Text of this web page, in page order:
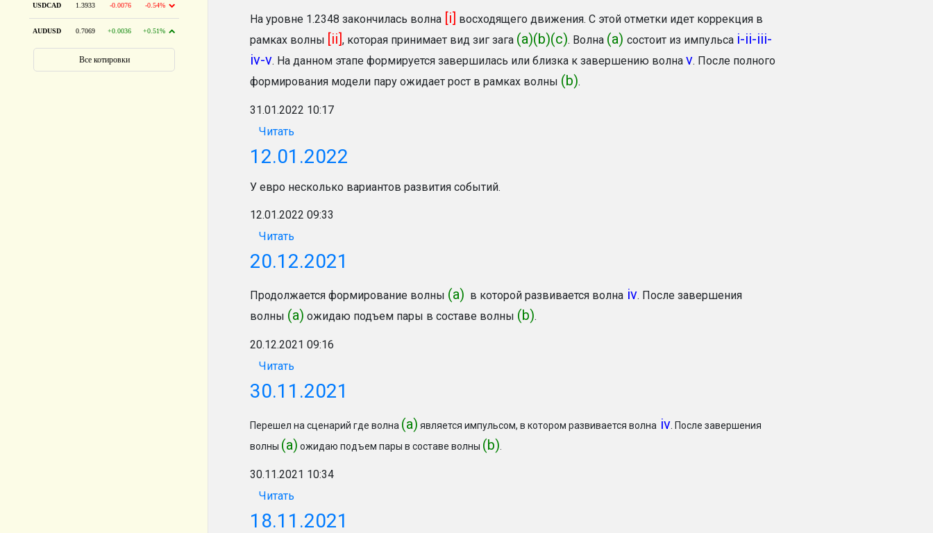
На уровне 1.2348 закончилась волна [i] восходящего движения. С этой отметки идет коррекция в
рамках волны [ii], которая принимает вид зиг зага (a)(b)(c). Волна (a) состоит из импульса i-ii-iii-
iv-v. На данном этапе формируется завершилась или близка к завершению волна v. После полного
формирования модели пару ожидает рост в рамках волны (b).
31.01.2022 10:17
Читать
12.01.2022
У евро несколько вариантов развития событий.
12.01.2022 09:33
Читать
20.12.2021
Продолжается формирование волны (а) в которой развивается волна iv. После завершения
волны (а) ожидаю подъем пары в составе волны (b).
20.12.2021 09:16
Читать
30.11.2021
Перешел на сценарий где волна (а) является импульсом, в котором развивается волна iv. После завершения
волны (а) ожидаю подъем пары в составе волны (b)
30.11.2021 10:34
Читать
18.11.2021